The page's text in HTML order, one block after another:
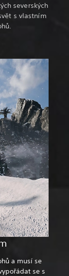
severských
s vlastním
a musí se
se s